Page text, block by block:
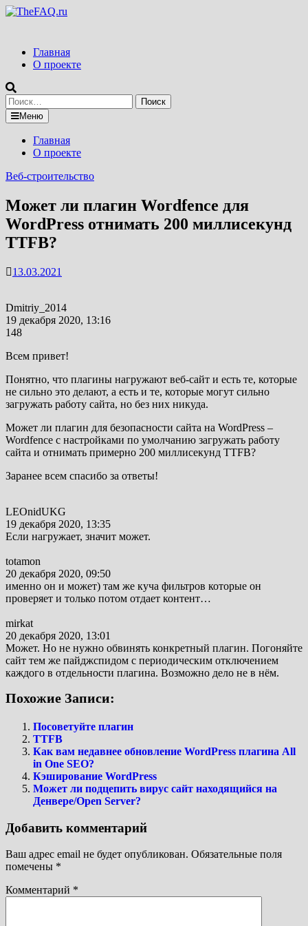
Перейти
Главная
О проекте
Найти:
Меню
Главная
О проекте
Веб-строительство
Может ли плагин Wordfence для
WordPress отнимать 200 миллисекунд
TTFB?
13.03.2021
Dmitriy_2014
19 декабря 2020, 13:16
148
Всем привет!
Понятно, что плагины нагружают веб-сайт и есть те, которые
не сильно это делают, а есть и те, которые могут сильно
загружать работу сайта, но без них никуда.
Может ли плагин для безопасности сайта на WordPress –
Wordfence с настройками по умолчанию загружать работу
сайта и отнимать примерно 200 миллисекунд TTFB?
Заранее всем спасибо за ответы!
LEOnidUKG
19 декабря 2020, 13:35
Если нагружает, значит может.
totamon
20 декабря 2020, 09:50
именно он и может) там же куча фильтров которые он
проверяет и только потом отдает контент…
mirkat
20 декабря 2020, 13:01
Может. Но не нужно обвинять конкретный плагин. Погоняйте
сайт тем же пайджспидом с периодическим отключением
каждого в отдельности плагина. Возможно дело не в нём.
Похожие Записи:
Посоветуйте плагин
TTFB
Как вам недавнее обновление WordPress плагина All
in One SEO?
Кэширование WordPress
Может ли подцепить вирус сайт находящийся на
Денвере/Open Server?
Добавить комментарий
Ваш адрес email не будет опубликован. Обязательные поля
помечены *
Комментарий *